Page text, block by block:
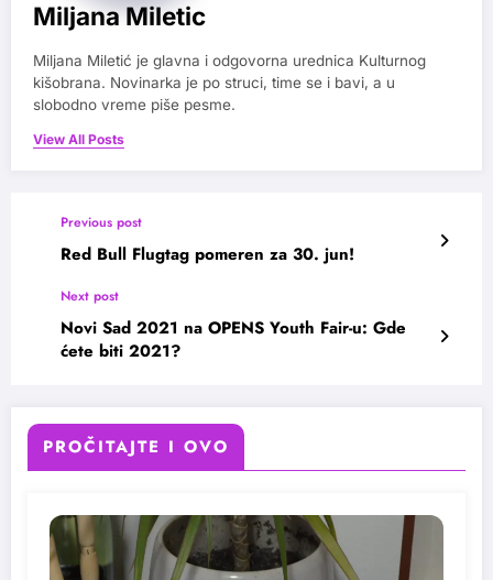
Miljana Miletic
Miljana Miletić je glavna i odgovorna urednica Kulturnog
kišobrana. Novinarka je po struci, time se i bavi, a u
slobodno vreme piše pesme.
View All Posts
Previous post
Red Bull Flugtag pomeren za 30. jun!
Next post
Novi Sad 2021 na OPENS Youth Fair-u: Gde
ćete biti 2021?
PROČITAJTE I OVO